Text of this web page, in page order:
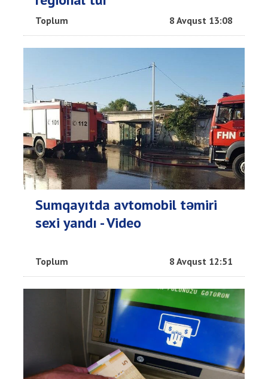
Toplum 8 Avqust 13:08
Sumqayıtda avtomobil təmiri
sexi yandı - Video
Toplum 8 Avqust 12:51